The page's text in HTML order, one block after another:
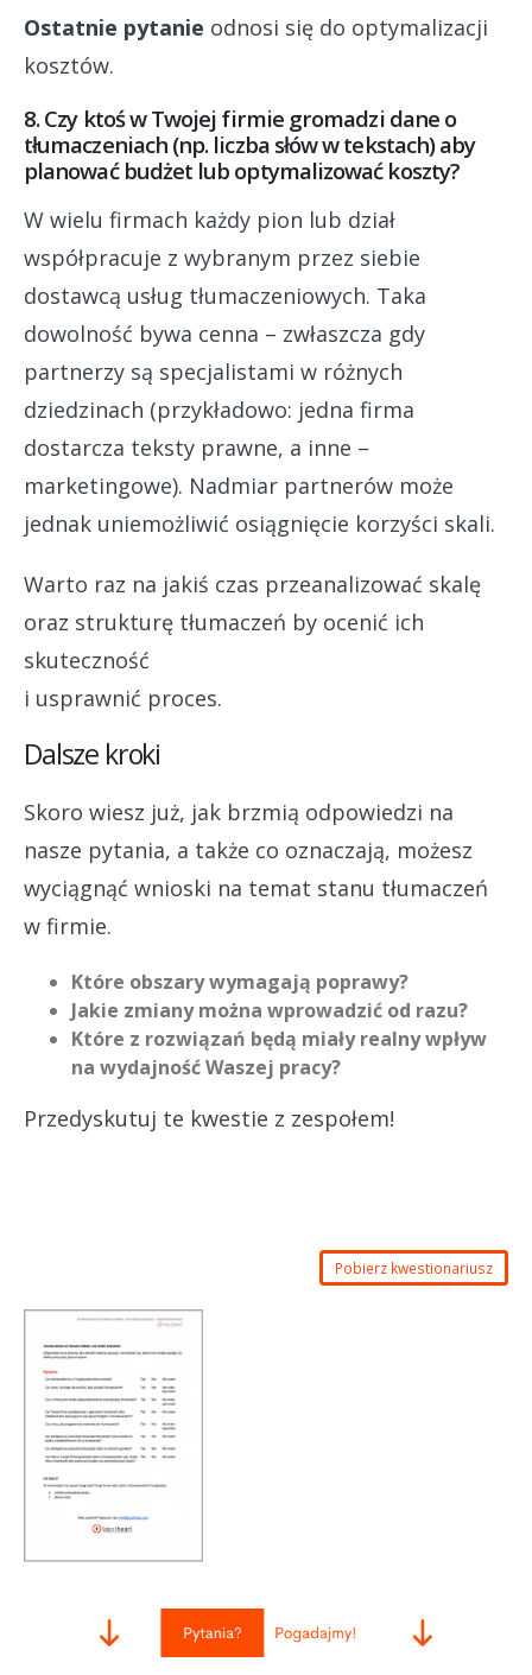
Ostatnie pytanie odnosi się do optymalizacji
kosztów.
8. Czy ktoś w Twojej firmie gromadzi dane o
tłumaczeniach (np. liczba słów w tekstach) aby
planować budżet lub optymalizować koszty?
W wielu firmach każdy pion lub dział
współpracuje z wybranym przez siebie
dostawcą usług tłumaczeniowych. Taka
dowolność bywa cenna – zwłaszcza gdy
partnerzy są specjalistami w różnych
dziedzinach (przykładowo: jedna firma
dostarcza teksty prawne, a inne –
marketingowe). Nadmiar partnerów może
jednak uniemożliwić osiągnięcie korzyści skali.
Warto raz na jakiś czas przeanalizować skalę
oraz strukturę tłumaczeń by ocenić ich
skuteczność
i usprawnić proces.
Dalsze kroki
Skoro wiesz już, jak brzmią odpowiedzi na
nasze pytania, a także co oznaczają, możesz
wyciągnąć wnioski na temat stanu tłumaczeń
w firmie.
Które obszary wymagają poprawy?
Jakie zmiany można wprowadzić od razu?
Które z rozwiązań będą miały realny wpływ
na wydajność Waszej pracy?
Przedyskutuj te kwestie z zespołem!
Pobierz kwestionariusz